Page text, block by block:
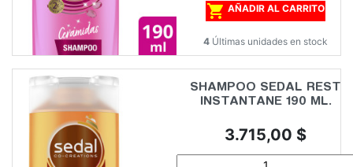
 AÑADIR AL CARRITO
4 Últimas unidades en stock
SHAMPOO SEDAL REST
INSTANTANE 190 ML.
Precio
3.715,00 $